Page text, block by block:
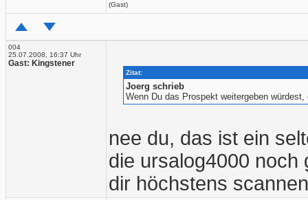
(Gast)
004
25.07.2008, 16:37 Uhr
Gast: Kingstener
Zitat:
Joerg schrieb
Wenn Du das Prospekt weitergeben
nee du, das ist ein
die ursalog4000 noch
dir höchstens